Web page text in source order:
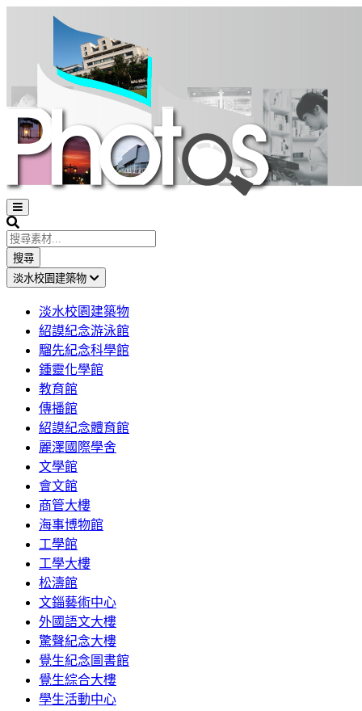
Open
sidebar
Search
搜尋
淡水校園建築物
淡水校園建築物
紹謨紀念游泳館
騮先紀念科學館
鍾靈化學館
教育館
傳播館
紹謨紀念體育館
麗澤國際學舍
文學館
會文館
商管大樓
海事博物館
工學館
工學大樓
松濤館
文錙藝術中心
外國語文大樓
驚聲紀念大樓
覺生紀念圖書館
覺生綜合大樓
學生活動中心